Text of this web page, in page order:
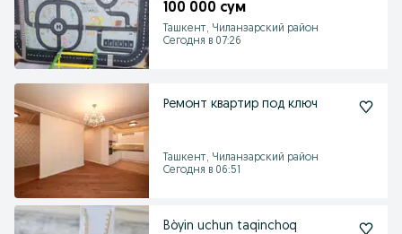
100 000 сум
Ташкент, Чиланзарский район
Сегодня в 07:26
Ремонт квартир под ключ
Ташкент, Чиланзарский район
Сегодня в 06:51
Bòyin uchun taqinchoq